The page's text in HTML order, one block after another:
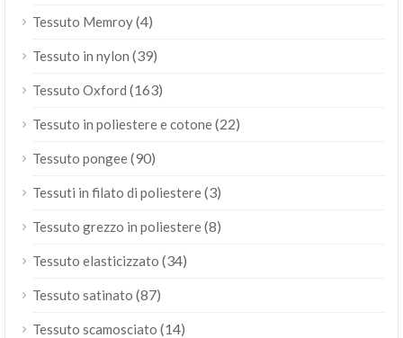
Tessuto Memroy(4)
Tessuto in nylon (39)
Tessuto Oxford (163)
Tessuto in poliestere e cotone(22)
Tessuto pongee(90)
Tessuti in filato di poliestere(3)
Tessuto grezzo in poliestere(8)
Tessuto elasticizzato (34)
Tessuto satinato (87)
Tessuto scamosciato (14)